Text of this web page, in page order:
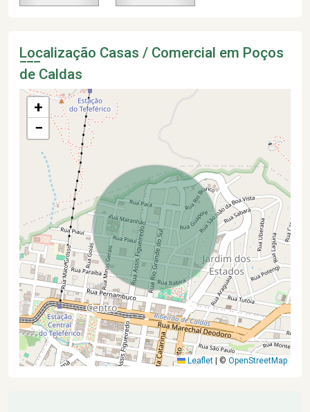
Localização Casas / Comercial em Poços
de Caldas
+
−
Leaflet | © OpenStreetMap